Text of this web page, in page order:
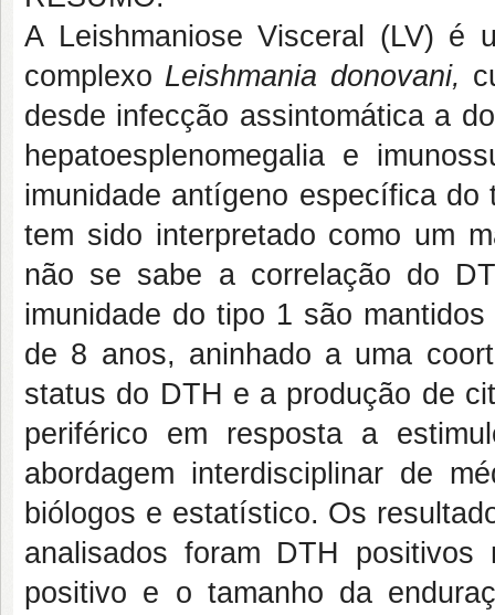
A Leishmaniose Visceral (LV) é
complexo Leishmania donovani,
desde infecção assintomática a
hepatoesplenomegalia e
imunidade antígeno específica
tem sido interpretado como um
não se sabe a correlação do
imunidade do tipo 1 são
de 8 anos, aninhado a uma
status do DTH e a produção de
periférico em resposta a
abordagem interdisciplinar de
biólogos e estatístico. Os
analisados foram DTH
positivo e o tamanho da